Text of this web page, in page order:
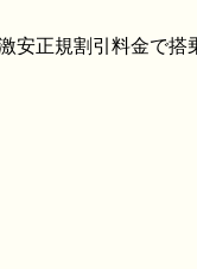
安正規割引料金で搭